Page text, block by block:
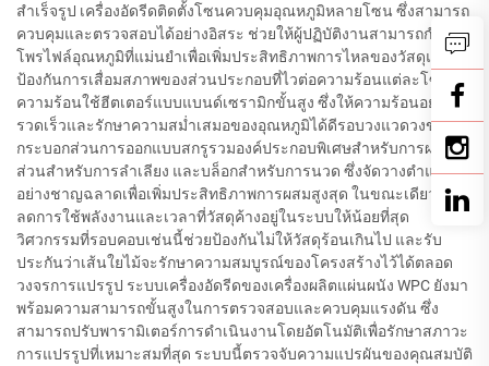
สำเร็จรูป เครื่องอัดรีดติดตั้งโซนควบคุมอุณหภูมิหลายโซน ซึ่งสามารถ
ควบคุมและตรวจสอบได้อย่างอิสระ ช่วยให้ผู้ปฏิบัติงานสามารถกำหนด
โพรไฟล์อุณหภูมิที่แม่นยำเพื่อเพิ่มประสิทธิภาพการไหลของวัสดุและ
ป้องกันการเสื่อมสภาพของส่วนประกอบที่ไวต่อความร้อนแต่ละโซน
ความร้อนใช้ฮีตเตอร์แบบแบนด์เซรามิกขั้นสูง ซึ่งให้ความร้อนอย่าง
รวดเร็วและรักษาความสม่ำเสมอของอุณหภูมิได้ดีรอบวงแวดวงของ
กระบอกส่วนการออกแบบสกรูรวมองค์ประกอบพิเศษสำหรับการผสม
ส่วนสำหรับการลำเลียง และบล็อกสำหรับการนวด ซึ่งจัดวางตำแหน่ง
อย่างชาญฉลาดเพื่อเพิ่มประสิทธิภาพการผสมสูงสุด ในขณะเดียวกันก็
ลดการใช้พลังงานและเวลาที่วัสดุค้างอยู่ในระบบให้น้อยที่สุด
วิศวกรรมที่รอบคอบเช่นนี้ช่วยป้องกันไม่ให้วัสดุร้อนเกินไป และรับ
ประกันว่าเส้นใยไม้จะรักษาความสมบูรณ์ของโครงสร้างไว้ได้ตลอด
วงจรการแปรรูป ระบบเครื่องอัดรีดของเครื่องผลิตแผ่นผนัง WPC ยังมา
พร้อมความสามารถขั้นสูงในการตรวจสอบและควบคุมแรงดัน ซึ่ง
สามารถปรับพารามิเตอร์การดำเนินงานโดยอัตโนมัติเพื่อรักษาสภาวะ
การแปรรูปที่เหมาะสมที่สุด ระบบนี้ตรวจจับความแปรผันของคุณสมบัติ